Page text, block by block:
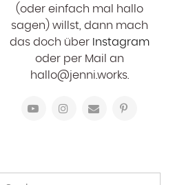
(oder einfach mal hallo
sagen) willst, dann mach
das doch über Instagram
oder per Mail an
hallo@jenni.works.